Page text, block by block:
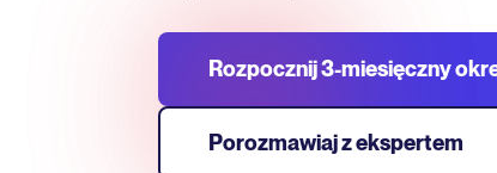
Rozpocznij 3-miesięczny
Porozmawiaj z ekspertem